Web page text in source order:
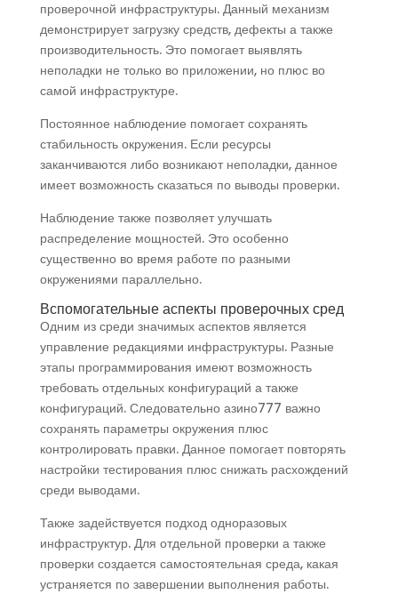
проверочной инфраструктуры. Данный механизм
демонстрирует загрузку средств, дефекты а также
производительность. Это помогает выявлять
неполадки не только во приложении, но плюс во
самой инфраструктуре.
Постоянное наблюдение помогает сохранять
стабильность окружения. Если ресурсы
заканчиваются либо возникают неполадки, данное
имеет возможность сказаться по выводы проверки.
Наблюдение также позволяет улучшать
распределение мощностей. Это особенно
существенно во время работе по разными
окружениями параллельно.
Вспомогательные аспекты проверочных сред
Одним из среди значимых аспектов является
управление редакциями инфраструктуры. Разные
этапы программирования имеют возможность
требовать отдельных конфигураций а также
конфигураций. Следовательно азино777 важно
сохранять параметры окружения плюс
контролировать правки. Данное помогает повторять
настройки тестирования плюс снижать расхождений
среди выводами.
Также задействуется подход одноразовых
инфраструктур. Для отдельной проверки а также
проверки создается самостоятельная среда, какая
устраняется по завершении выполнения работы.